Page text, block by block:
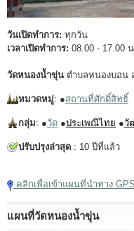
วันเปิดทำการ: ทุกวัน
เวลาเปิดทำการ: 08.00 - 17.00
วัดหนองน้ำขุ่น ตำบลหนองบอน
หมวดหมู่: ●สถานที่ศักดิ์สิทธิ์
กลุ่ม: ●วัด ●ประเพณีไทย ●วั
ปรับปรุงล่าสุด : 10 ปีที่แล้ว
คลิกเพื่อเข้าแผนที่นำทาง GPS
แผนที่วัดหนองน้ำขุ่น